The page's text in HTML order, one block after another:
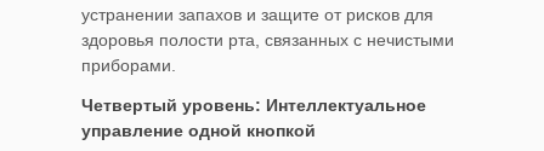
устранении запахов и защите от рисков для
здоровья полости рта, связанных с нечистыми
приборами.
Четвертый уровень: Интеллектуальное
управление одной кнопкой